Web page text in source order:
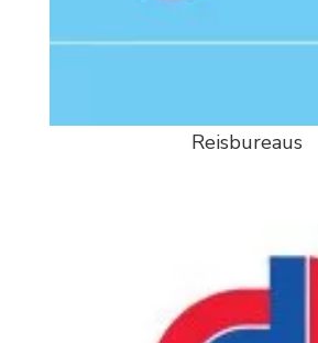
Reisbureaus